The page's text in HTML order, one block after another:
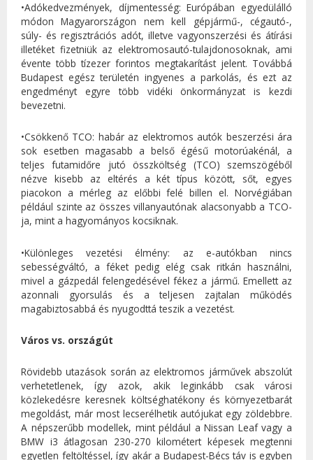
•Adókedvezmények, díjmentesség: Európában egyedülálló
módon Magyarországon nem kell gépjármű-, cégautó-,
súly- és regisztrációs adót, illetve vagyonszerzési és átírási
illetéket fizetniük az elektromosautó-tulajdonosoknak, ami
évente több tízezer forintos megtakarítást jelent. Továbbá
Budapest egész területén ingyenes a parkolás, és ezt az
engedményt egyre több vidéki önkormányzat is kezdi
bevezetni.
•Csökkenő TCO: habár az elektromos autók beszerzési ára
sok esetben magasabb a belső égésű motorúakénál, a
teljes futamidőre jutó összköltség (TCO) szemszögéből
nézve kisebb az eltérés a két típus között, sőt, egyes
piacokon a mérleg az előbbi felé billen el. Norvégiában
például szinte az összes villanyautónak alacsonyabb a TCO-
ja, mint a hagyományos kocsiknak.
•Különleges vezetési élmény: az e-autókban nincs
sebességváltó, a féket pedig elég csak ritkán használni,
mivel a gázpedál felengedésével fékez a jármű. Emellett az
azonnali gyorsulás és a teljesen zajtalan működés
magabiztosabbá és nyugodttá teszik a vezetést.
Város vs. országút
Rövidebb utazások során az elektromos járművek abszolút
verhetetlenek, így azok, akik leginkább csak városi
közlekedésre keresnek költséghatékony és környezetbarát
megoldást, már most lecserélhetik autójukat egy zöldebbre.
A népszerűbb modellek, mint például a Nissan Leaf vagy a
BMW i3 átlagosan 230-270 kilométert képesek megtenni
egyetlen feltöltéssel, így akár a Budapest-Bécs táv is egyben